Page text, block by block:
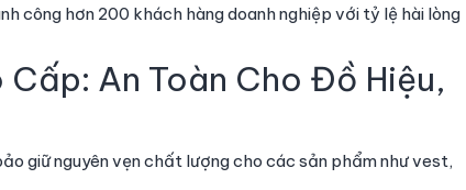
công hơn 200 khách hàng doanh nghiệp với tỷ lệ hài lòng
An Toàn Cho Đồ Hiệu,
giữ nguyên vẹn chất lượng cho các sản phẩm như vest,